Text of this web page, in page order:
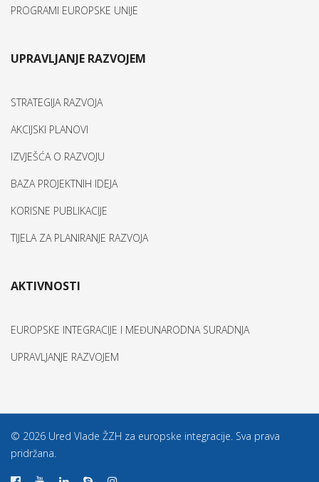
PROGRAMI EUROPSKE UNIJE
UPRAVLJANJE RAZVOJEM
STRATEGIJA RAZVOJA
AKCIJSKI PLANOVI
IZVJEŠĆA O RAZVOJU
BAZA PROJEKTNIH IDEJA
KORISNE PUBLIKACIJE
TIJELA ZA PLANIRANJE RAZVOJA
AKTIVNOSTI
EUROPSKE INTEGRACIJE I MEĐUNARODNA SURADNJA
UPRAVLJANJE RAZVOJEM
© 2026 Ured Vlade ŽZH za europske integracije. Sva prava
pridržana.